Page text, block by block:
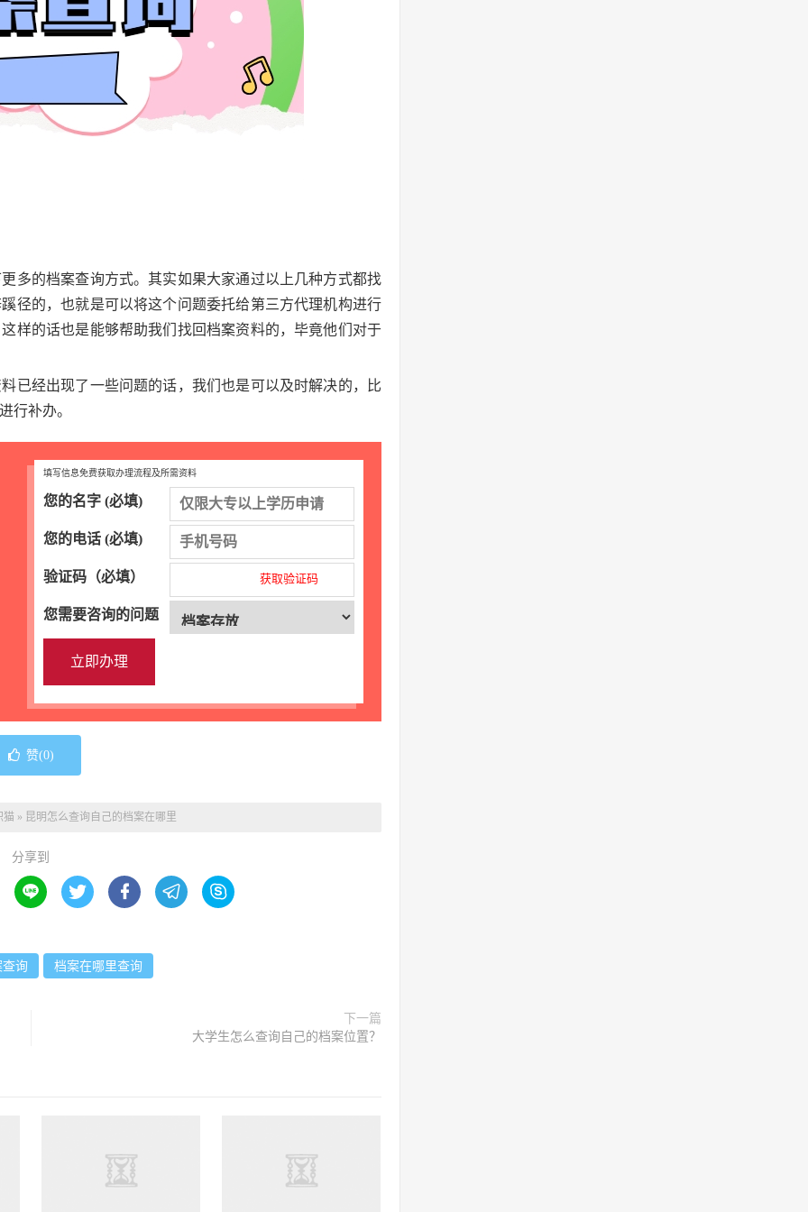
多的档案查询方式。其实如果大家通过以上几种方式都找
径的，也就是可以将这个问题委托给第三方代理机构进行
样的话也是能够帮助我们找回档案资料的，毕竟他们对于
已经出现了一些问题的话，我们也是可以及时解决的，比
行补办。
填写信息免费获取办理流程及所需资料
您的名字 (必填)
您的电话 (必填)
验证码（必填） 获取验证码
您需要咨询的问题
赞(0)
猫 » 昆明怎么查询自己的档案在哪里
分享到
    
询 档案在哪里查询
下一篇
大学生怎么查询自己的档案位置？